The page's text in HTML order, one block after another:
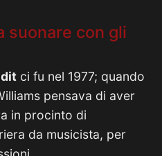
suonare con gli
ci fu nel 1977; quando
pensava di aver
in procinto di
da musicista, per